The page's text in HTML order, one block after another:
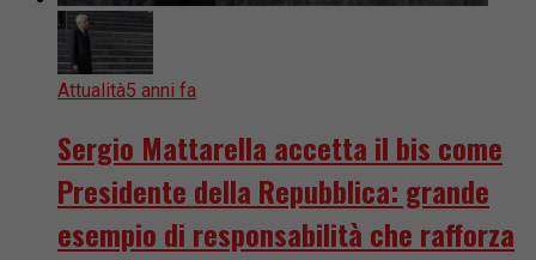
Attualità5 anni fa
Sergio Mattarella accetta il bis come
Presidente della Repubblica: grande
esempio di responsabilità che rafforza